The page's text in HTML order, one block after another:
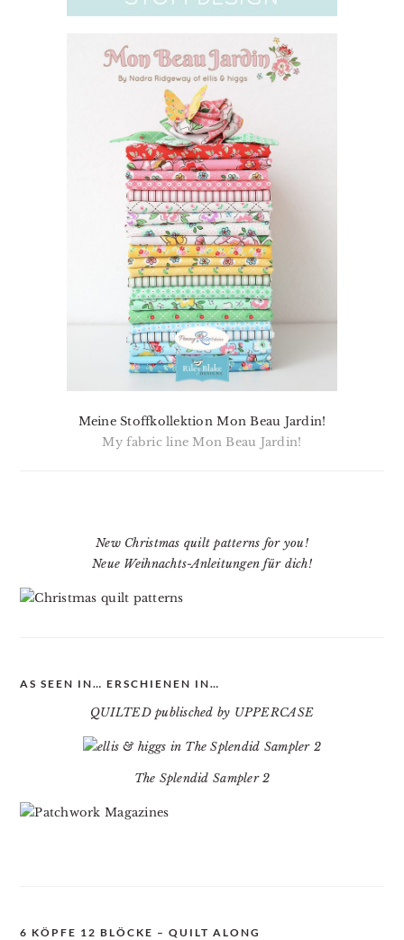
Meine Stoffkollektion Mon Beau Jardin!
My fabric line Mon Beau Jardin!
New Christmas quilt patterns for you!
Neue Weihnachts-Anleitungen für dich!
AS SEEN IN… ERSCHIENEN IN…
QUILTED publisched by UPPERCASE
The Splendid Sampler 2
6 KÖPFE 12 BLÖCKE – QUILT ALONG